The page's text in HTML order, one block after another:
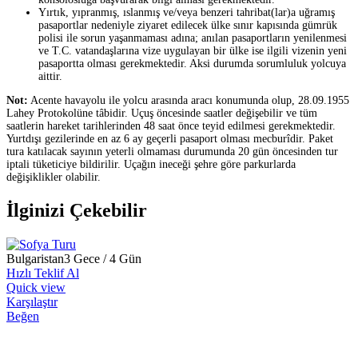
Yırtık, yıpranmış, ıslanmış ve/veya benzeri tahribat(lar)a uğramış
pasaportlar nedeniyle ziyaret edilecek ülke sınır kapısında gümrük
polisi ile sorun yaşanmaması adına; anılan pasaportların yenilenmesi
ve T.C. vatandaşlarına vize uygulayan bir ülke ise ilgili vizenin yeni
pasaportta olması gerekmektedir. Aksi durumda sorumluluk yolcuya
aittir.
Not: Acente havayolu ile yolcu arasında aracı konumunda olup, 28.09.1955
Lahey Protokolüne tâbidir. Uçuş öncesinde saatler değişebilir ve tüm
saatlerin hareket tarihlerinden 48 saat önce teyid edilmesi gerekmektedir.
Yurtdışı gezilerinde en az 6 ay geçerli pasaport olması mecburîdir. Paket
tura katılacak sayının yeterli olmaması durumunda 20 gün öncesinden tur
iptali tüketiciye bildirilir. Uçağın ineceği şehre göre parkurlarda
değişiklikler olabilir.
İlginizi Çekebilir
Bulgaristan3 Gece / 4 Gün
Hızlı Teklif Al
Quick view
Karşılaştır
Beğen